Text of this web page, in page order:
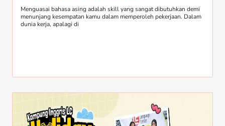
Menguasai bahasa asing adalah skill yang sangat dibutuhkan demi
menunjang kesempatan kamu dalam memperoleh pekerjaan. Dalam
dunia kerja, apalagi di